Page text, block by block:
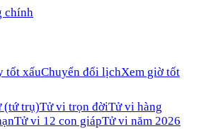
chính
tốt xấuChuyển đổi lịchXem giờ tốt
(tứ trụ)Tử vi trọn đờiTử vi hàng
Tử vi 12 con giápTử vi năm 2026